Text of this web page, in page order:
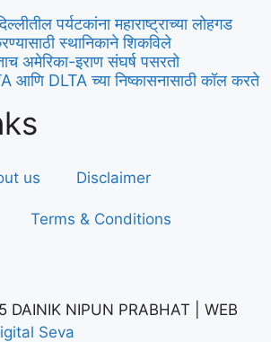
पर्यटकांना महाराष्ट्राच्या लोहगड
स्थानिकाने शिकविले
अमेरिका-इराण संघर्ष पसरतो
आणि DLTA च्या निष्कासनासाठी कॉल करते
us Disclaimer
Terms & Conditions
NIPUN PRABHAT | WEB
Seva